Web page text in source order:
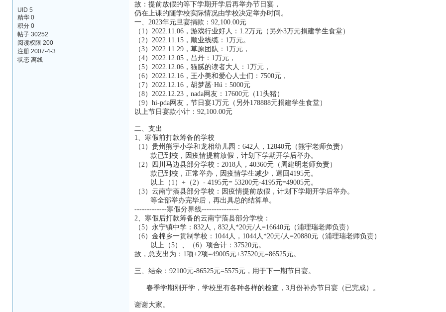
UID 5
精华 0
积分 0
帖子 30252
阅读权限 200
注册 2007-4-3
状态 离线
故：提前放假的等下学期开学后再举办节日宴，
仍在上课的随学校实际情况由学校决定举办时间。
一、2023年元旦宴捐款：92,100.00元
（1）2022.11.06，游戏行业好人：1.2万元（另外3万元捐建学生食堂）
（2）2022.11.15，顺业线缆：1万元。
（3）2022.11.29，草原团队：1万元，
（4）2022.12.05，吕丹：1万元，
（5）2022.12.06，猫腻的读者大人：1万元，
（6）2022.12.16，王小美和爱心人士们：7500元，
（7）2022.12.16，胡梦菡·Hú：5000元
（8）2022.12.23，nada网友：17600元（11头猪）
（9）hi-pda网友，节日宴1万元（另外178888元捐建学生食堂）
以上节日宴款小计：92,100.00元
二、支出
1、寒假前打款筹备的学校
（1）贵州熊宇小学和龙相幼儿园：642人，12840元（熊宇老师负责）
款已到校，因疫情提前放假，计划下学期开学后举办。
（2）四川马边县部分学校：2018人，40360元（周建明老师负责）
款已到校，正常举办，因疫情学生减少，退回4195元。
以上（1）+（2）- 4195元= 53200元-4195元=49005元。
（3）云南宁蒗县部分学校：因疫情提前放假，计划下学期开学后举办。
等全部举办完毕后，再出具总的结算单。
-------------寒假分界线---------------
2、寒假后打款筹备的云南宁蒗县部分学校：
（5）永宁镇中学：832人，832人*20元/人=16640元（浦理瑞老师负责）
（6）金棉乡一贯制学校：1044人，1044人*20元/人=20880元（浦理瑞老师负责）
以上（5）、（6）项合计：37520元。
故，总支出为：1项+2项=49005元+37520元=86525元。
三、结余：92100元-86525元=5575元，用于下一期节日宴。
春季学期刚开学，学校里有各种各样的检查，3月份补办节日宴（已完成）。
谢谢大家。